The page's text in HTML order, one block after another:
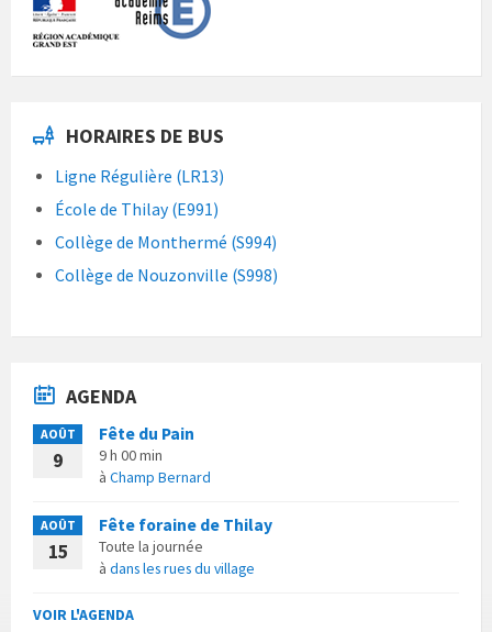
HORAIRES DE BUS
Ligne Régulière (LR13)
École de Thilay (E991)
Collège de Monthermé (S994)
Collège de Nouzonville (S998)
AGENDA
AOÛT
9
Fête du Pain
9 h 00 min
à Champ Bernard
AOÛT
15
Fête foraine de Thilay
Toute la journée
à dans les rues du village
VOIR L'AGENDA